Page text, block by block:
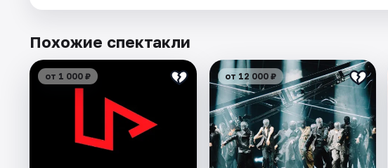
Похожие спектакли
от 1 000 ₽ от 12 000 ₽